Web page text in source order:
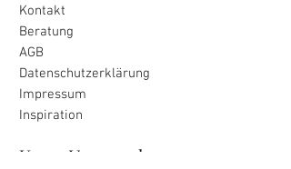
Kontakt
Beratung
AGB
Datenschutzerklärung
Impressum
Inspiration
Unser Versprechen